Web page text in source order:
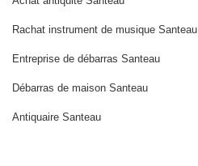
Rachat instrument de musique Santeau
Entreprise de débarras Santeau
Débarras de maison Santeau
Antiquaire Santeau